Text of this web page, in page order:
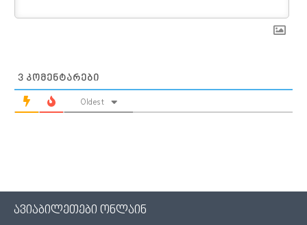
3 ᲙᲝᲛᲔᲜᲢᲐᲠᲔᲑᲘ
Oldest
ავიაბილეთები ონლაინ